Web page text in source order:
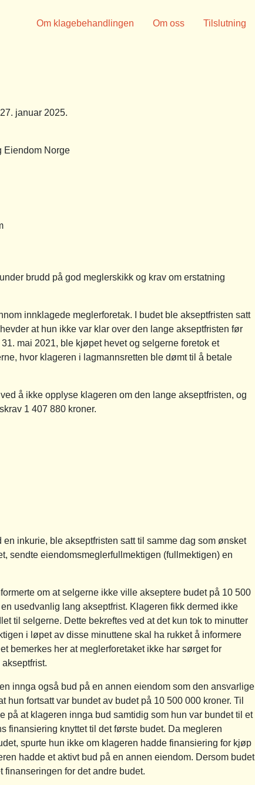
Om klagebehandlingen Om oss Tilslutning
januar 2025.
Eiendom Norge
brudd på god meglerskikk og krav om erstatning
innklagede meglerforetak. I budet ble akseptfristen satt
at hun ikke var klar over den lange akseptfristen før
mai 2021, ble kjøpet hevet og selgerne foretok et
hvor klageren i lagmannsretten ble dømt til å betale
å ikke opplyse klageren om den lange akseptfristen, og
1 407 880 kroner.
inkurie, ble akseptfristen satt til samme dag som ønsket
sendte eiendomsmeglerfullmektigen (fullmektigen) en
om at selgerne ikke ville akseptere budet på 10 500
usedvanlig lang akseptfrist. Klageren fikk dermed ikke
til selgerne. Dette bekreftes ved at det kun tok to minutter
i løpet av disse minuttene skal ha rukket å informere
bemerkes her at meglerforetaket ikke har sørget for
innga også bud på en annen eiendom som den ansvarlige
fortsatt var bundet av budet på 10 500 000 kroner. Til
på at klageren innga bud samtidig som hun var bundet til et
finansiering knyttet til det første budet. Da megleren
spurte hun ikke om klageren hadde finansiering for kjøp
hadde et aktivt bud på en annen eiendom. Dersom budet
finanseringen for det andre budet.